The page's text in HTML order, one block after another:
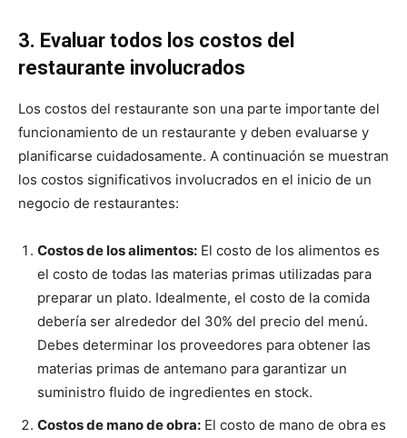
3. Evaluar todos los costos del
restaurante involucrados
Los costos del restaurante son una parte importante del
funcionamiento de un restaurante y deben evaluarse y
planificarse cuidadosamente. A continuación se muestran
los costos significativos involucrados en el inicio de un
negocio de restaurantes:
Costos de los alimentos: El costo de los alimentos es
el costo de todas las materias primas utilizadas para
preparar un plato. Idealmente, el costo de la comida
debería ser alrededor del 30% del precio del menú.
Debes determinar los proveedores para obtener las
materias primas de antemano para garantizar un
suministro fluido de ingredientes en stock.
Costos de mano de obra: El costo de mano de obra es